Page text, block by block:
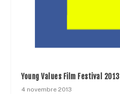
Young Values Film Festival 2013
4 novembre 2013